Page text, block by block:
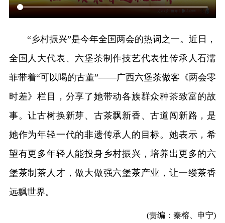
“乡村振兴”是今年全国两会的热词之一。近日，
全国人大代表、六堡茶制作技艺代表性传承人石濡
菲带着“可以喝的古董”——广西六堡茶做客《两会零
时差》栏目，分享了她带动各族群众种茶致富的故
事。让古树换新芽、古茶飘新香、古道闯新路，是
她作为年轻一代的非遗传承人的目标。她表示，希
望有更多年轻人能投身乡村振兴，培养出更多的六
堡茶制茶人才，做大做强六堡茶产业，让一缕茶香
远飘世界。
(责编：秦榕、申宁)